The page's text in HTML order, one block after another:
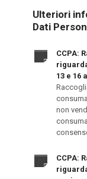
Ulteriori
Dati
CCPA:
13 e 16
non
CCPA: